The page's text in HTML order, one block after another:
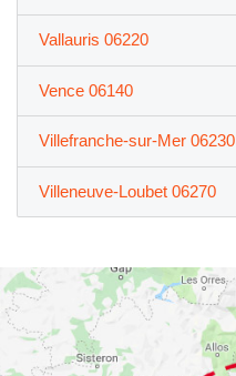
Vallauris 06220
Vence 06140
Villefranche-sur-Mer 06230
Villeneuve-Loubet 06270